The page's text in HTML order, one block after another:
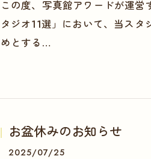
この度、写真館アワードが運
タジオ11選」において、当ス
めとする…
お盆休みのお知らせ
2025/07/25
一度作品をご確認く